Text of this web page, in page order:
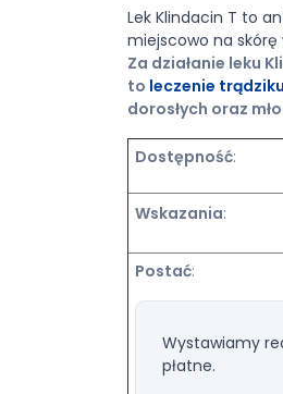
Lek Klindacin T to
miejscowo na
Za działanie leku
to leczenie trądziku
dorosłych oraz
Dostępność:
Wskazania:
Postać:
Wystawiamy
płatne.